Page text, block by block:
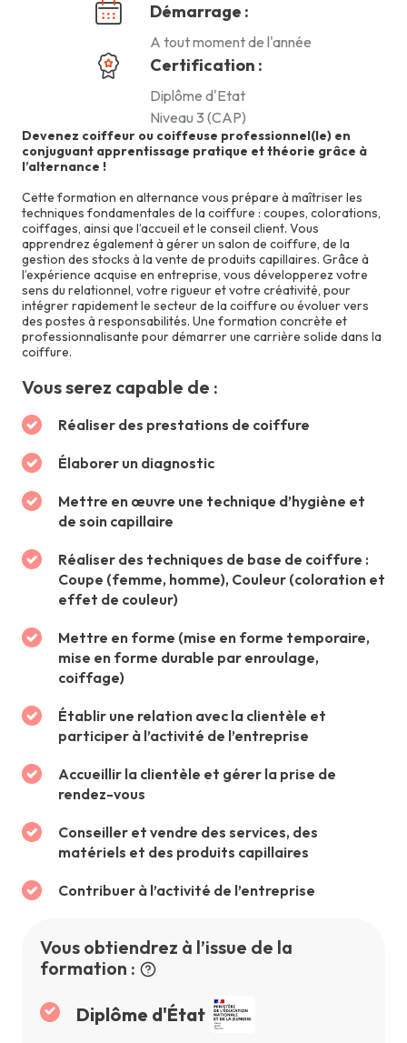
Devenez coiffeur ou coiffeuse professionnel(le) en
conjuguant apprentissage pratique et théorie grâce à
l’alternance !
Cette formation en alternance vous prépare à maîtriser les
techniques fondamentales de la coiffure : coupes, colorations,
coiffages, ainsi que l’accueil et le conseil client. Vous
apprendrez également à gérer un salon de coiffure, de la
gestion des stocks à la vente de produits capillaires. Grâce à
l’expérience acquise en entreprise, vous développerez votre
sens du relationnel, votre rigueur et votre créativité, pour
intégrer rapidement le secteur de la coiffure ou évoluer vers
des postes à responsabilités. Une formation concrète et
professionnalisante pour démarrer une carrière solide dans la
coiffure.
Vous serez capable de :
Réaliser des prestations de coiffure
Élaborer un diagnostic
Mettre en œuvre une technique d’hygiène et
de soin capillaire
Réaliser des techniques de base de coiffure :
Coupe (femme, homme), Couleur (coloration et
effet de couleur)
Mettre en forme (mise en forme temporaire,
mise en forme durable par enroulage,
coiffage)
Établir une relation avec la clientèle et
participer à l’activité de l’entreprise
Accueillir la clientèle et gérer la prise de
rendez-vous
Conseiller et vendre des services, des
matériels et des produits capillaires
Contribuer à l’activité de l’entreprise
Vous obtiendrez à l’issue de la
formation :
Diplôme d'État
Démarrage :
A tout moment de l'année
Certification :
Diplôme d'Etat
Niveau 3 (CAP)